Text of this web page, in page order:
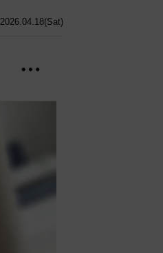
2026.04.18(Sat)